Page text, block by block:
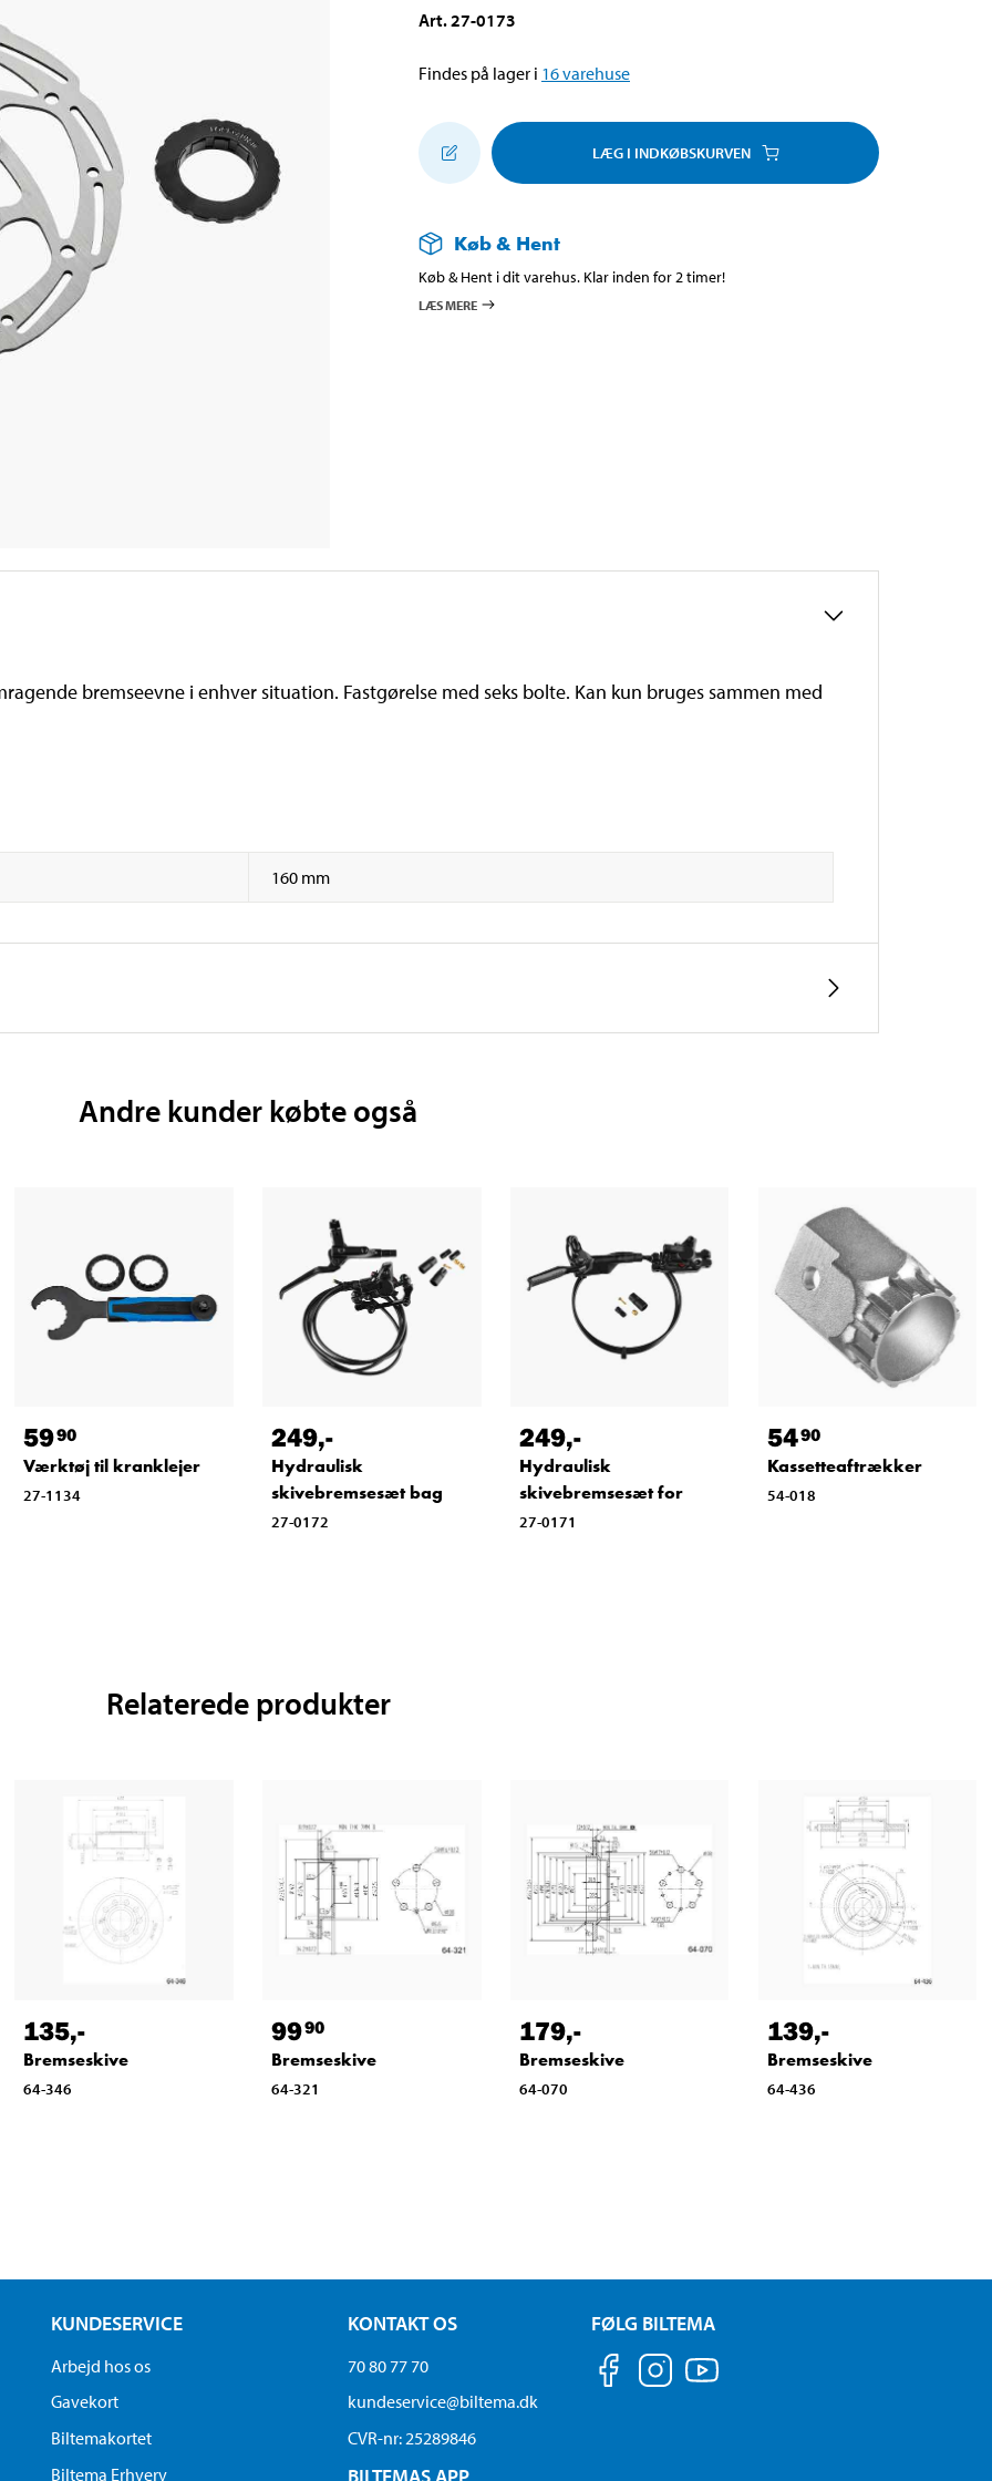
Art.27-0173
Findes på lager i 16varehuse
LÆG I INDKØBSKURVEN
Køb & Hent
Køb & Hent i dit varehus. Klar inden for 2 timer!
LÆS MERE
bremseevne i enhver situation. Fastgørelse med seks bolte. Kan kun bruges sammen med
160 mm
Andre kunder købte også
5990
Værktøj til kranklejer
27-1134
249,-
Hydraulisk
skivebremsesæt bag
27-0172
249,-
Hydraulisk
skivebremsesæt for
27-0171
5490
Kassetteaftrækker
54-018
Relaterede produkter
135,-
Bremseskive
64-346
9990
Bremseskive
64-321
179,-
Bremseskive
64-070
139,-
Bremseskive
64-436
KUNDESERVICE
Arbejd hos os
Gavekort
Biltemakortet
Biltema Erhverv
KONTAKT OS
70 80 77 70
kundeservice@biltema.dk
CVR-nr: 25289846
BILTEMAS APP
FØLG BILTEMA